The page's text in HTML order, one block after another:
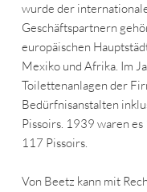
wurde der
Geschäftspartnern
europäischen
Mexiko und Afrika. Im
Toilettenanlagen der
Bedürfnisanstalten
Pissoirs. 1939 waren
117 Pissoirs.
Von Beetz kann mit